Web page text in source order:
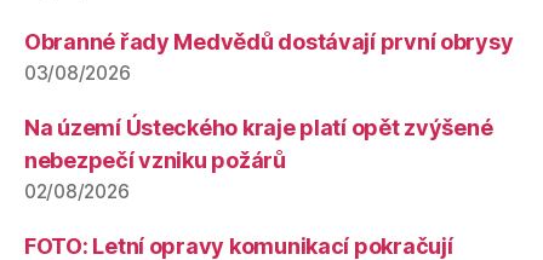
Obranné řady Medvědů dostávají první obrysy
03/08/2026
Na území Ústeckého kraje platí opět zvýšené
nebezpečí vzniku požárů
02/08/2026
FOTO: Letní opravy komunikací pokračují